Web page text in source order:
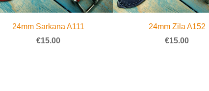
24mm Sarkana A111
€15.00
24mm Zila A152
€15.00